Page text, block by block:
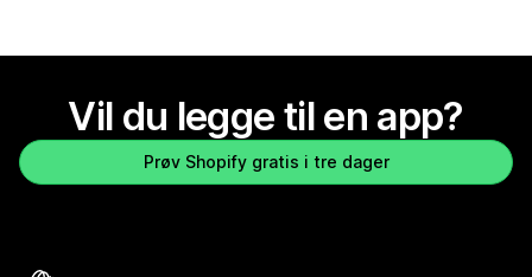
Vil du legge til en app?
Prøv Shopify gratis i tre dager